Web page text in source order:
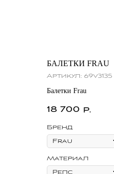
БАЛЕТКИ FRAU
Артикул: 69v3135
Балетки Frau
18 700 р.
Бренд
Материал